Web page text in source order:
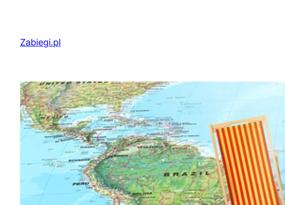
treściZabiegi.pl